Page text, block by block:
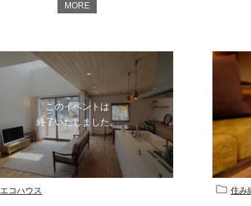
MORE
このイベントは
終了いたしました。
エコハウス 住み